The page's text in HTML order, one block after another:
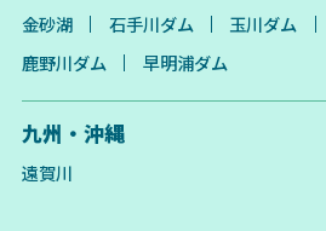
金砂湖
石手川ダム 玉川ダム
鹿野川ダム
早明浦ダム
九州・沖縄
遠賀川